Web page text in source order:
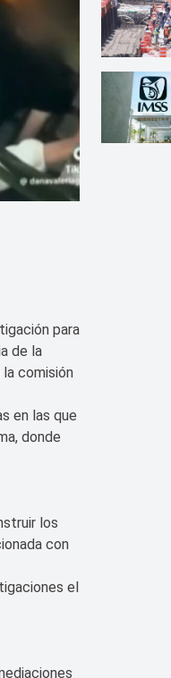
para
de la
comisión
en las que
donde
los
con
el